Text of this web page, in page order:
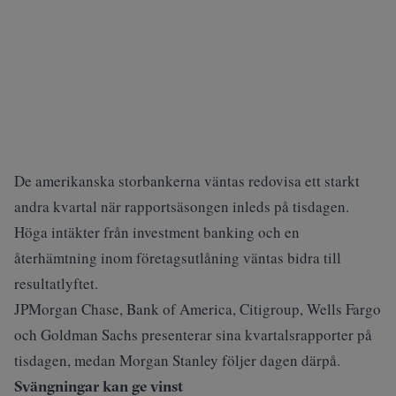
De amerikanska storbankerna väntas redovisa ett starkt
andra kvartal när rapportsäsongen inleds på tisdagen.
Höga intäkter från investment banking och en
återhämtning inom företagsutlåning väntas bidra till
resultatlyftet.
JPMorgan Chase, Bank of America, Citigroup, Wells Fargo
och Goldman Sachs presenterar sina kvartalsrapporter på
tisdagen, medan Morgan Stanley följer dagen därpå.
Svängningar kan ge vinst